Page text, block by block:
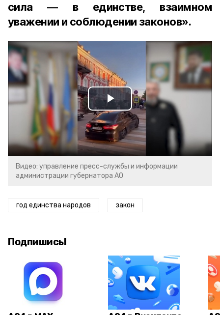
сила — в единстве, взаимном
уважении и соблюдении законов».
Play
Video
Видео: управление пресс-службы и информации
администрации губернатора АО
год единства народов закон
Подпишись!